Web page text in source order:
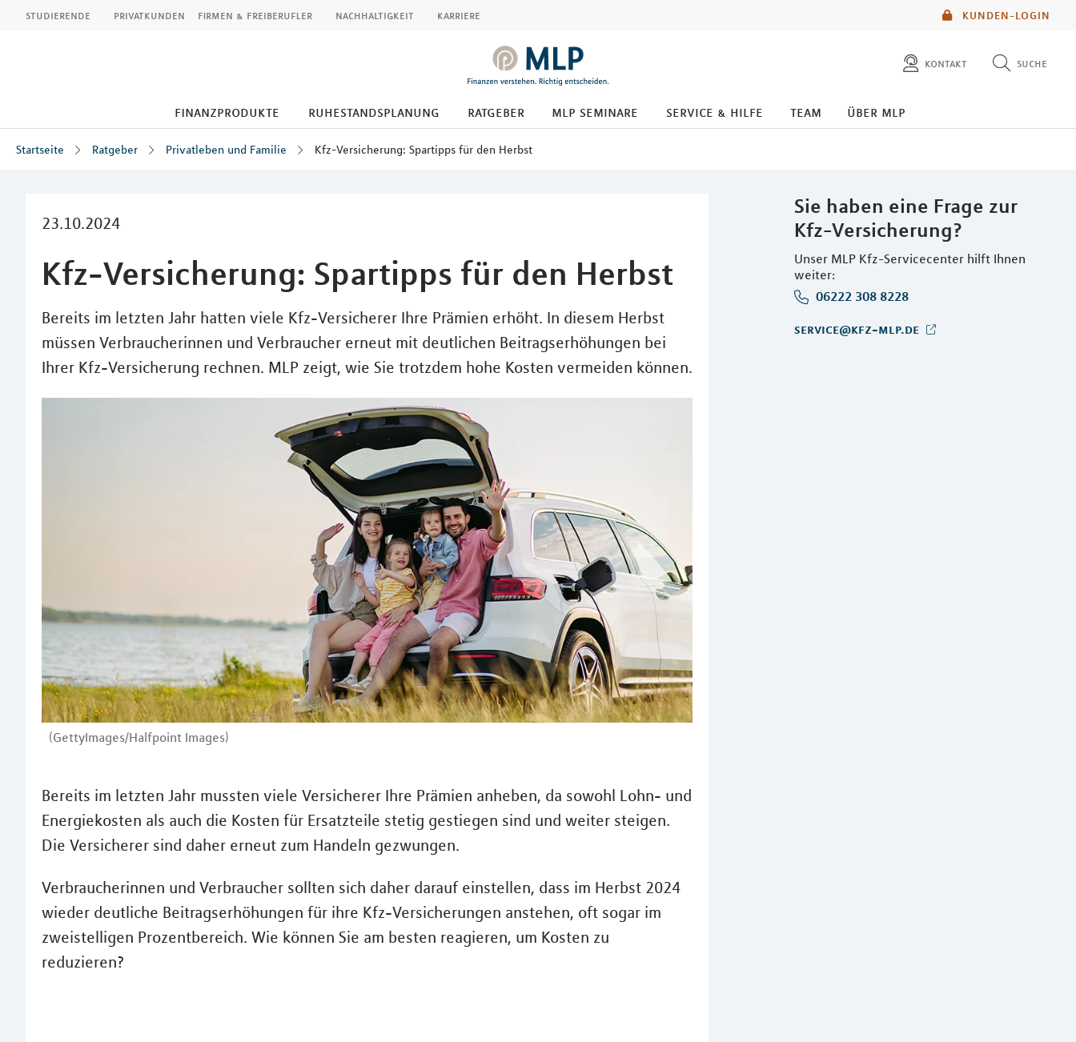
KUNDEN-LOGIN
studierende privatkunden firmen & freiberufler nachhaltigkeit karriere
kontakt suche
diese website durchsuchen
finanzprodukte ruhestandsplanung ratgeber mlp seminare service & hilfe team über mlp
Startseite Ratgeber Privatleben und Familie Kfz-Versicherung: Spartipps für den Herbst
23.10.2024
Kfz-Versicherung: Spartipps für den Herbst
Bereits im letzten Jahr hatten viele Kfz-Versicherer Ihre Prämien erhöht. In diesem Herbst
müssen Verbraucherinnen und Verbraucher erneut mit deutlichen Beitragserhöhungen bei
Ihrer Kfz-Versicherung rechnen. MLP zeigt, wie Sie trotzdem hohe Kosten vermeiden können.
(GettyImages/Halfpoint Images)
Sie haben eine Frage zur
Kfz-Versicherung?
Unser MLP Kfz-Servicecenter hilft Ihnen
weiter:
06222 308 8228
service@kfz-mlp.de
Bereits im letzten Jahr mussten viele Versicherer Ihre Prämien anheben, da sowohl Lohn- und
Energiekosten als auch die Kosten für Ersatzteile stetig gestiegen sind und weiter steigen.
Die Versicherer sind daher erneut zum Handeln gezwungen.
Verbraucherinnen und Verbraucher sollten sich daher darauf einstellen, dass im Herbst 2024
wieder deutliche Beitragserhöhungen für ihre Kfz-Versicherungen anstehen, oft sogar im
zweistelligen Prozentbereich. Wie können Sie am besten reagieren, um Kosten zu
reduzieren?